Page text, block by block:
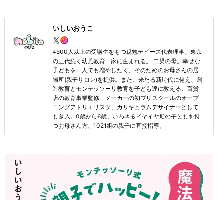
いしいおうこ
4500人以上の受講生をもつ親勉チビーズ代表理事。東京
の三代続く幼児教育一家に生まれる。 二児の母。幸せな
子どもを一人でも増やしたく、そのためのお母さんの居
場所(親子サロン)を提供。また、来たる新時代に備え、創
造教育とモンテッソーリ教育を子ども達に教える。百貨
店の教育事業監修、メーカーの初プリスクールのオープ
ニングアトリエリスタ、カリキュラムデザイナーとして
も参入。0歳から6歳、いわゆるイヤイヤ期の子どもを持
つお母さん方、1021組の親子に直接指導。